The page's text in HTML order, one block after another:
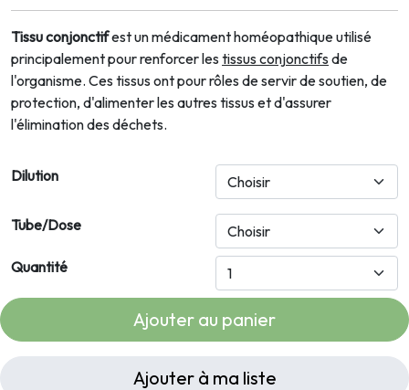
Tissu conjonctifest un médicament homéopathique utilisé
principalement pour renforcer les tissus conjonctifs de
l'organisme. Ces tissus ont pour rôles de servir de soutien, de
protection, d'alimenter les autres tissus et d'assurer
l'élimination des déchets.
Dilution
Tube/Dose
Quantité
Ajouter au panier
Ajouter à ma liste